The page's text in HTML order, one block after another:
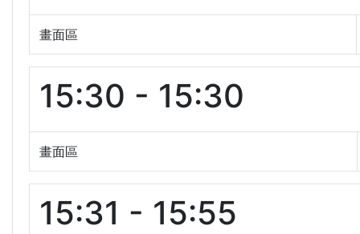
畫面區
15:30 - 15:30
畫面區
15:31 - 15:55